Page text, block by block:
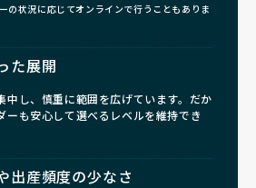
の状況に応じてオンラインで行うこともありま
た展開
中し、慎重に範囲を広げています。だか
ーも安心して選べるレベルを維持でき
出産頻度の少なさ